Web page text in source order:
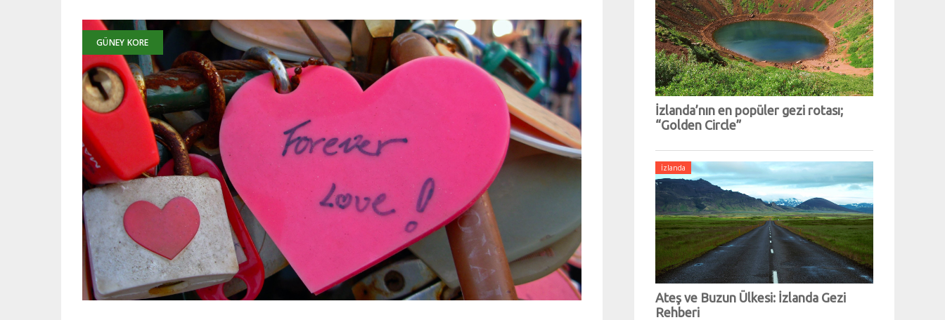
GÜNEY KORE
İzlanda’nın en popüler gezi rotası;
“Golden Circle”
İzlanda
Ateş ve Buzun Ülkesi: İzlanda Gezi
Rehberi